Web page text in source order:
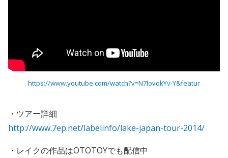
https://www.youtube.com/watch?v=N7lovqkYv-Y&featur
・ツアー詳細
http://www.7ep.net/labelinfo/lake-japan-tour-2014/
・レイクの作品はOTOTOYでも配信中